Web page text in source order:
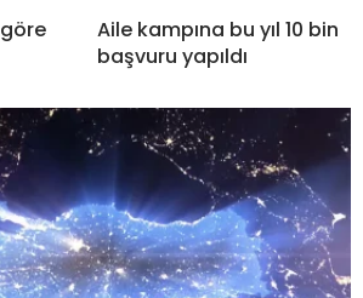
Aile kampına bu yıl 10 bin
başvuru yapıldı